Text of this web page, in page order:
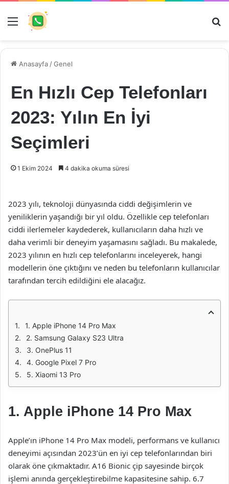
Menü
Anasayfa /Genel
En Hızlı Cep Telefonları
2023: Yılın En İyi
Seçimleri
1 Ekim 2024 4 dakika okuma süresi
2023 yılı, teknoloji dünyasında ciddi değişimlerin ve
yeniliklerin yaşandığı bir yıl oldu. Özellikle cep telefonları
ciddi ilerlemeler kaydederek, kullanıcıların daha hızlı ve
daha verimli bir deneyim yaşamasını sağladı. Bu makalede,
2023 yılının en hızlı cep telefonlarını inceleyerek, hangi
modellerin öne çıktığını ve neden bu telefonların kullanıcılar
tarafından tercih edildiğini ele alacağız.
1. Apple iPhone 14 Pro Max
2. Samsung Galaxy S23 Ultra
3. OnePlus 11
4. Google Pixel 7 Pro
5. Xiaomi 13 Pro
1. Apple iPhone 14 Pro Max
Apple’ın iPhone 14 Pro Max modeli, performans ve kullanıcı
deneyimi açısından 2023’ün en iyi cep telefonlarından biri
olarak öne çıkmaktadır. A16 Bionic çip sayesinde birçok
işlemi anında gerçekleştirebilme kapasitesine sahip. 6.7